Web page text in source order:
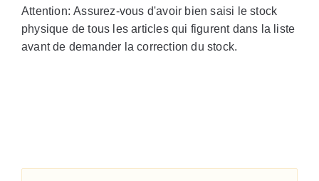
Attention: Assurez-vous d'avoir bien saisi le stock
physique de tous les articles qui figurent dans la liste
avant de demander la correction du stock.